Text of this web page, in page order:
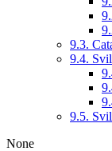
9.3.
9.4.
9.5.
None